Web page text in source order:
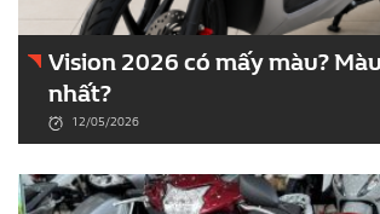
Vision 2026 có mấy màu?
nhất?
12/05/2026